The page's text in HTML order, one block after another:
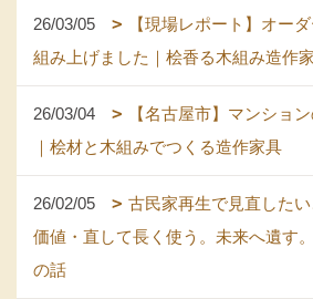
26/03/05
【現場レポート】オー
組み上げました｜桧香る木組み造作
26/03/04
【名古屋市】マンショ
｜桧材と木組みでつくる造作家具
26/02/05
古民家再生で見直した
価値・直して長く使う。未来へ遺す
の話